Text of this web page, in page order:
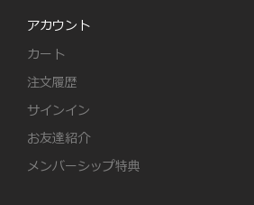
アカウント
カート
注文履歴
サインイン
お友達紹介
メンバーシップ特典